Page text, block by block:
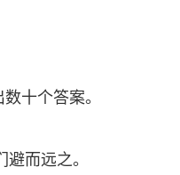
十个答案。
而远之。